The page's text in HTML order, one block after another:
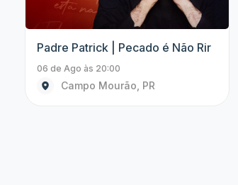
Padre Patrick | Pecado é Não Rir
Campo Mourão, PR